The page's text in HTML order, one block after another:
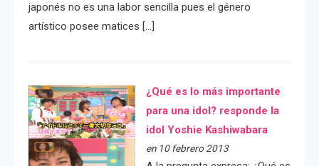
japonés no es una labor sencilla pues el género
artístico posee matices […]
¿Qué es lo más importante
para una idol? responde la
idol Yoshie Kashiwabara
en 10 febrero 2013